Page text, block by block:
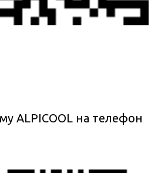
ALPICOOL на телефон